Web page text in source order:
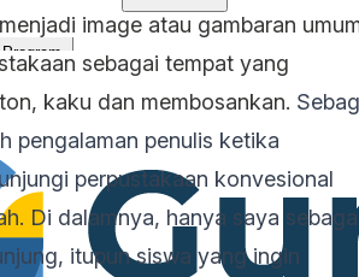
image atau gambaran
sebagai tempat yang
kaku dan membosankan.
pengalaman penulis ketika
perpustakaan konvesional
Di dalamnya, hanya saya
itupun siswa yang ingin
Program